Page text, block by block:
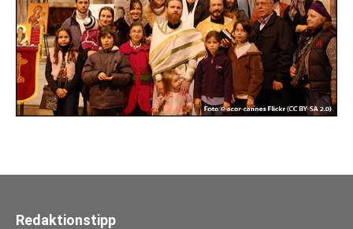
Redaktionstipp